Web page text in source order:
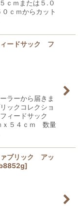
ｃｍまたは５.０
ｃｍからカット
ードサック フ
ラーから届きま
ックコレクショ
ィードサック
５４ｃｍ 数量
ブリック アッ
]